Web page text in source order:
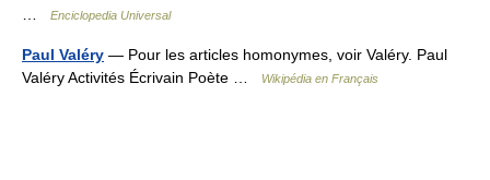
Enciclopedia Universal
Paul Valéry — Pour les articles homonymes, voir Valéry. Paul
Valéry Activités Écrivain Poète …
Wikipédia en Français